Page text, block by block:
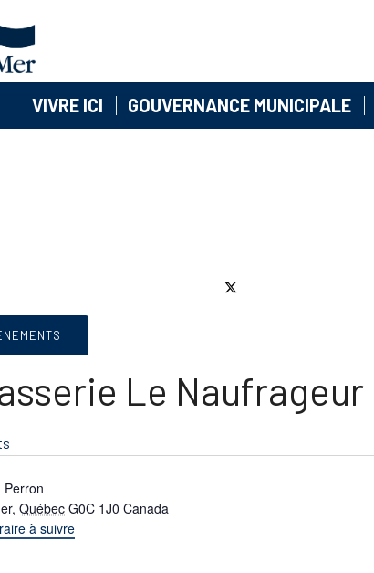
VIVRE ICI GOUVERNANCE MUNICIPALE
Le Naufrageur
Perron
, Québec G0C 1J0 Canada
à suivre